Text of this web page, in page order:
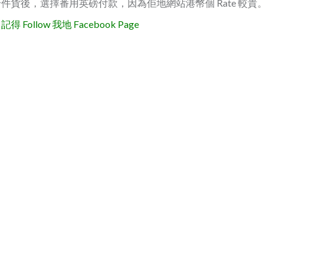
貨後，選擇番用英磅付款，因為佢地網站港幣個 Rate 較貴。
得 Follow 我地 Facebook Page